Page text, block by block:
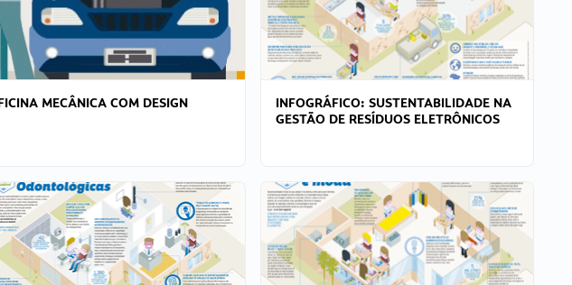
MECÂNICA COM DESIGN
INFOGRÁFICO: SUSTENTABILIDADE NA
GESTÃO DE RESÍDUOS ELETRÔNICOS